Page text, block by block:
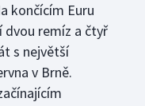
končícím Euru
dvou remíz a čtyř
s největší
v Brně.